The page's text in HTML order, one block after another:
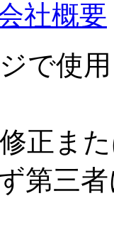
社概要
で使
正ま
第三